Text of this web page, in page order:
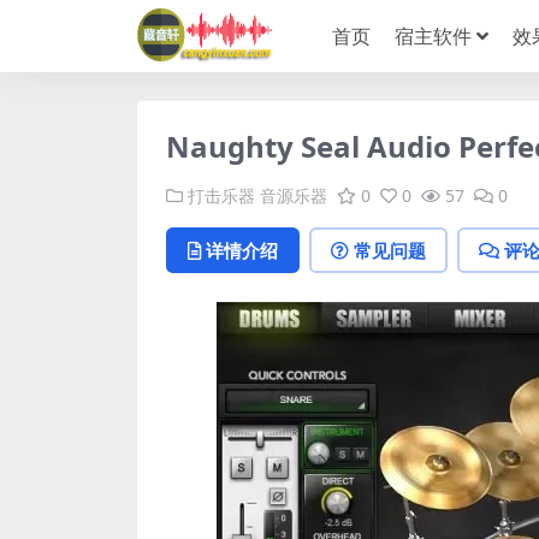
首页 宿主软件 效
Naughty Seal Audio
打击乐器 音源乐器 0 0 57 0
详情介绍 常见问题 评